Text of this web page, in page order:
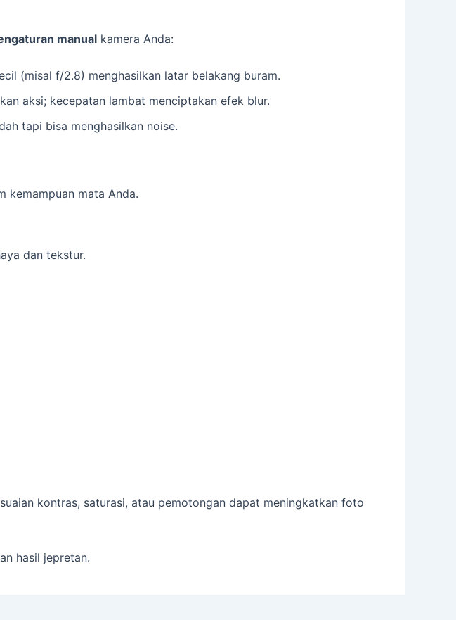
manual kamera Anda:
(misal f/2.8) menghasilkan latar belakang buram.
aksi; kecepatan lambat menciptakan efek blur.
tapi bisa menghasilkan noise.
kemampuan mata Anda.
dan tekstur.
kontras, saturasi, atau pemotongan dapat meningkatkan foto
hasil jepretan.